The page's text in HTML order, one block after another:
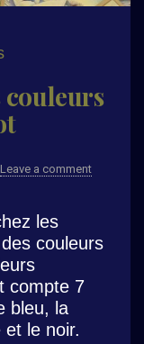
Leave a comment
les
couleurs
compte 7
bleu, la
le noir.